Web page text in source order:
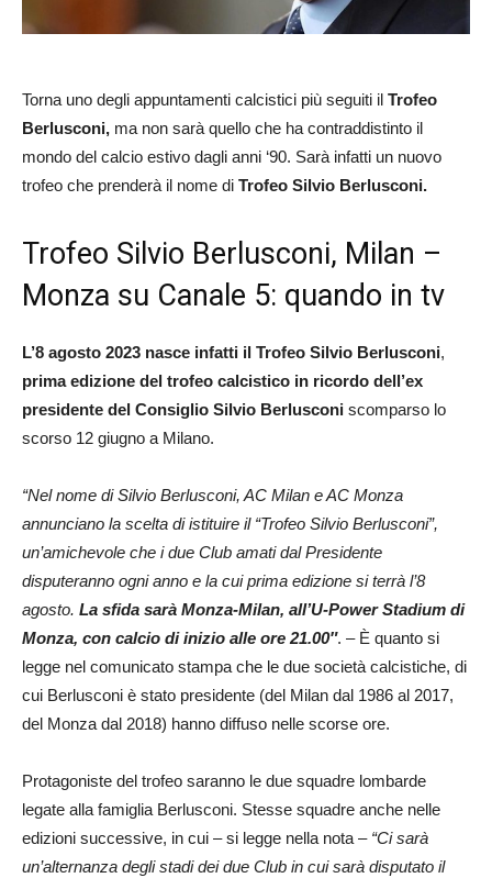
Torna uno degli appuntamenti calcistici più seguiti il Trofeo
Berlusconi, ma non sarà quello che ha contraddistinto il
mondo del calcio estivo dagli anni ‘90. Sarà infatti un nuovo
trofeo che prenderà il nome di Trofeo Silvio Berlusconi.
Trofeo Silvio Berlusconi, Milan –
Monza su Canale 5: quando in tv
L’8 agosto 2023 nasce infatti il Trofeo Silvio Berlusconi,
prima edizione del trofeo calcistico in ricordo dell’ex
presidente del Consiglio Silvio Berlusconi scomparso lo
scorso 12 giugno a Milano.
“Nel nome di Silvio Berlusconi, AC Milan e AC Monza
annunciano la scelta di istituire il “Trofeo Silvio Berlusconi”,
un’amichevole che i due Club amati dal Presidente
disputeranno ogni anno e la cui prima edizione si terrà l’8
agosto. La sfida sarà Monza-Milan, all’U-Power Stadium di
Monza, con calcio di inizio alle ore 21.00″. – È quanto si
legge nel comunicato stampa che le due società calcistiche, di
cui Berlusconi è stato presidente (del Milan dal 1986 al 2017,
del Monza dal 2018) hanno diffuso nelle scorse ore.
Protagoniste del trofeo saranno le due squadre lombarde
legate alla famiglia Berlusconi. Stesse squadre anche nelle
edizioni successive, in cui – si legge nella nota – “Ci sarà
un’alternanza degli stadi dei due Club in cui sarà disputato il